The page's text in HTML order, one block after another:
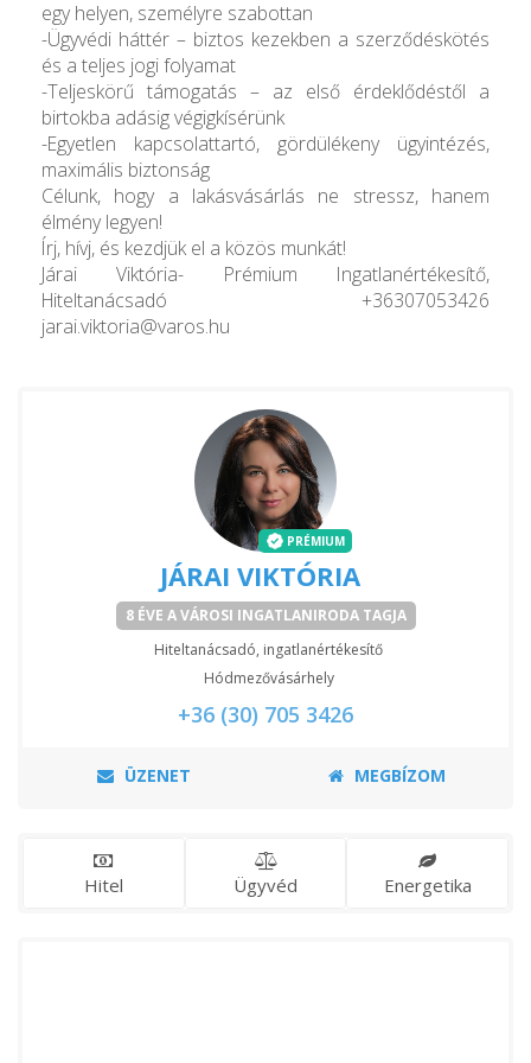
egy helyen, személyre szabottan
-Ügyvédi háttér – biztos kezekben a szerződéskötés
és a teljes jogi folyamat
-Teljeskörű támogatás – az első érdeklődéstől a
birtokba adásig végigkísérünk
-Egyetlen kapcsolattartó, gördülékeny ügyintézés,
maximális biztonság
Célunk, hogy a lakásvásárlás ne stressz, hanem
élmény legyen!
Írj, hívj, és kezdjük el a közös munkát!
Járai Viktória- Prémium Ingatlanértékesítő,
Hiteltanácsadó +36307053426
jarai.viktoria@varos.hu
PRÉMIUM
JÁRAI VIKTÓRIA
8 ÉVE A VÁROSI INGATLANIRODA TAGJA
Hiteltanácsadó, ingatlanértékesítő
Hódmezővásárhely
+36 (30) 705 3426
ÜZENET MEGBÍZOM
Hitel Ügyvéd Energetika